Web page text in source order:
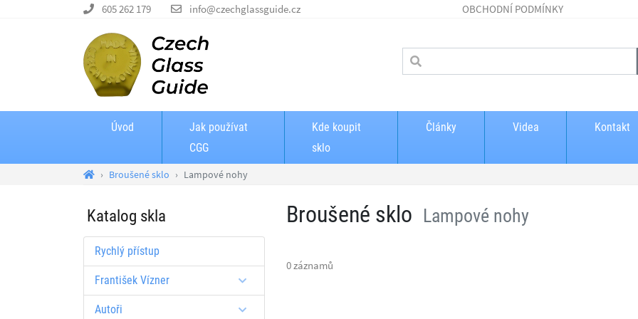
605 262 179 info@czechglassguide.cz OBCHODNÍ PODMÍNKY
Úvod
Jak používat
CGG
Kde koupit
sklo
Články Videa Kontakt
Broušené sklo Lampové nohy
Katalog skla
Rychlý přístup
František Vízner
Autoři
Broušené sklo Lampové nohy
0 záznamů